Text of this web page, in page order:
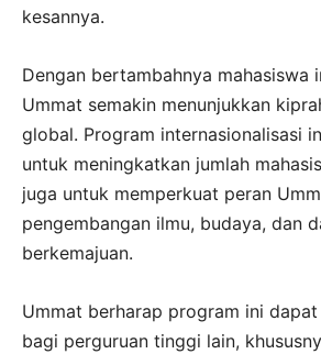
kesannya.
Dengan bertambahnya mahasiswa
Ummat semakin menunjukkan
global. Program internasionalisasi
untuk meningkatkan jumlah
juga untuk memperkuat peran
pengembangan ilmu, budaya, dan
berkemajuan.
Ummat berharap program ini
bagi perguruan tinggi lain,